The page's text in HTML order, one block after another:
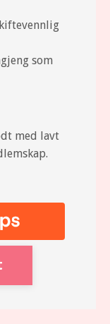
som
med lavt